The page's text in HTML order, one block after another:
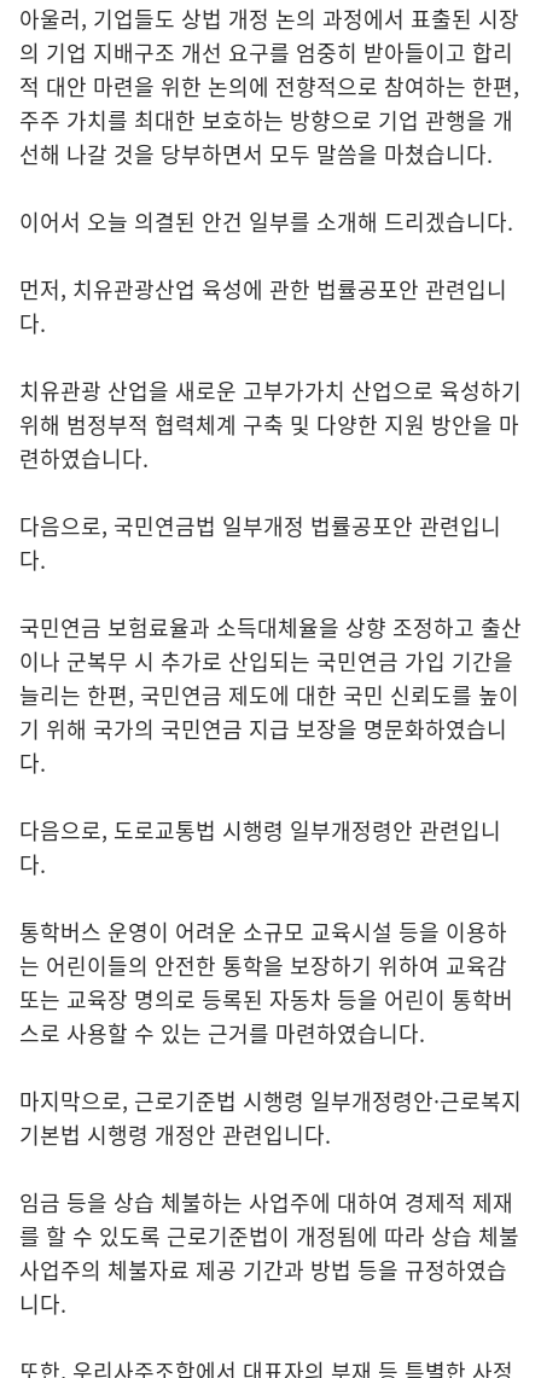
아울러, 기업들도 상법 개정 논의 과정에서 표출된 시장
의 기업 지배구조 개선 요구를 엄중히 받아들이고 합리
적 대안 마련을 위한 논의에 전향적으로 참여하는 한편,
주주 가치를 최대한 보호하는 방향으로 기업 관행을 개
선해 나갈 것을 당부하면서 모두 말씀을 마쳤습니다.
이어서 오늘 의결된 안건 일부를 소개해 드리겠습니다.
먼저, 치유관광산업 육성에 관한 법률공포안 관련입니
다.
치유관광 산업을 새로운 고부가가치 산업으로 육성하기
위해 범정부적 협력체계 구축 및 다양한 지원 방안을 마
련하였습니다.
다음으로, 국민연금법 일부개정 법률공포안 관련입니
다.
국민연금 보험료율과 소득대체율을 상향 조정하고 출산
이나 군복무 시 추가로 산입되는 국민연금 가입 기간을
늘리는 한편, 국민연금 제도에 대한 국민 신뢰도를 높이
기 위해 국가의 국민연금 지급 보장을 명문화하였습니
다.
다음으로, 도로교통법 시행령 일부개정령안 관련입니
다.
통학버스 운영이 어려운 소규모 교육시설 등을 이용하
는 어린이들의 안전한 통학을 보장하기 위하여 교육감
또는 교육장 명의로 등록된 자동차 등을 어린이 통학버
스로 사용할 수 있는 근거를 마련하였습니다.
마지막으로, 근로기준법 시행령 일부개정령안·근로복지
기본법 시행령 개정안 관련입니다.
임금 등을 상습 체불하는 사업주에 대하여 경제적 제재
를 할 수 있도록 근로기준법이 개정됨에 따라 상습 체불
사업주의 체불자료 제공 기간과 방법 등을 규정하였습
니다.
또한, 우리사주조합에서 대표자의 부재 등 특별한 사정